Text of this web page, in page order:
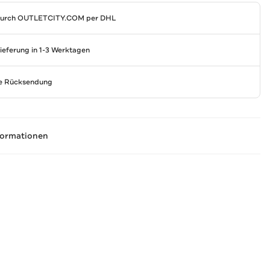
OUTLETCITY.COM per DHL
in 1-3 Werktagen
Rücksendung